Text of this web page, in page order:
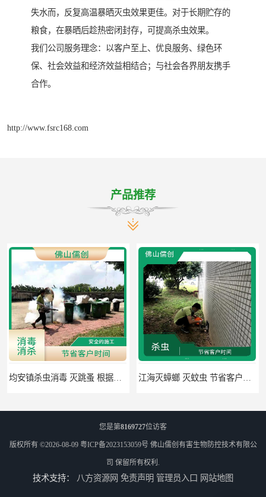
失水而，反复高温暴晒灭虫效果更佳。对于长期贮存的
粮食，在暴晒后趁热密闭封存，可提高杀虫效果。
我们公司服务理念：以客户至上、优良服务、绿色环
保、社会效益和经济效益相结合；与社会各界朋友携手
合作。
http://www.fsrc168.com
产品推荐
均安镇杀虫消毒 灭跳蚤 根据现场情况定制中害方案 江海灭蟑螂 灭蚊虫 节省客户时间
您是第8169727位访客
版权所有 ©2026-08-09 粤ICP备2023153059号 佛山儒创有害生物防控技术有限公
司 保留所有权利.
技术支持： 八方资源网 免责声明 管理员入口 网站地图